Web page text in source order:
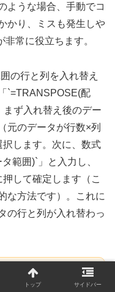
ような場合、手動でコ
かり、ミスも発生しや
常に役立ちます。
の行と列を入れ替え
`=TRANSPOSE(配
ず入れ替え後のデー
元のデータが行数×列
します。次に、数式
範囲)`」と入力し、
して確定します（こ
な方法です）。これに
の行と列が入れ替わっ
るため、入力時に
トップ サイドバー